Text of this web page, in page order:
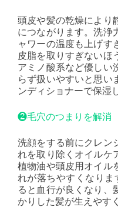
頭皮や髪の乾燥により
につながります。洗浄
ャワーの温度も上げす
皮脂を取りすぎないほ
アミノ酸系など優しい
らず扱いやすいと思い
ンディショナーで保湿
❷毛穴のつまりを解消
洗顔をする前にクレン
れを取り除くオイルケ
植物油や頭皮用オイル
れが落ちやすくなり
ると血行が良くなり、
かりした髪が生えやす